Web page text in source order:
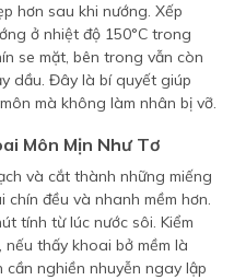
hơn sau khi nướng. Xếp
ở nhiệt độ 150°C trong
se mặt, bên trong vẫn còn
dầu. Đây là bí quyết giúp
mà không làm nhân bị vỡ.
Môn Mịn Như Tơ
và cắt thành những miếng
đều và nhanh mềm hơn.
tính từ lúc nước sôi. Kiểm
thấy khoai bở mềm là
nghiền nhuyễn ngay lập